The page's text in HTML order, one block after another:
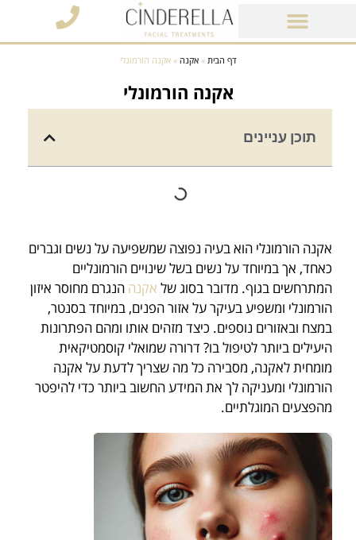
דף הבית »אקנה »אקנה הורמונלי
אקנה הורמונלי
תוכן עניינים
אקנה הורמונלי הוא בעיה נפוצה שמשפיעה על נשים וגברים
כאחד, אך במיוחד על נשים בשל שינויים הורמונליים
המתרחשים בגוף. מדובר בסוג של אקנה הנגרם מחוסר איזון
הורמונלי ומשפיע בעיקר על אזור הפנים, במיוחד בסנטר,
במצח ובאזורים נוספים. כיצד מזהים אותו ומהם הפתרונות
היעילים ביותר לטיפול בו? דרורה שמואלי קוסמטיקאית
מומחית לאקנה, מסבירה כל מה שצריך לדעת על אקנה
הורמונלי ומעניקה לך את המידע החשוב ביותר כדי להיפטר
מהפצעים המוגלתיים.